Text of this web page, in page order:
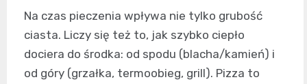
Na czas pieczenia wpływa nie tylko grubość
ciasta. Liczy się też to, jak szybko ciepło
dociera do środka: od spodu (blacha/kamień) i
od góry (grzałka, termoobieg, grill). Pizza to